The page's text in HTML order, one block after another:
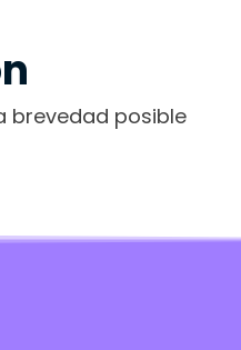
brevedad posible